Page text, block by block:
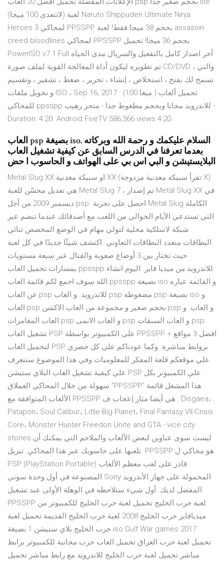
(لاتتعدى 100 ميجا) لعبة Naruto Shippuden Ultimate Ninja
Heroes 3 لمحاكي PPSSPP بحجم 38 ميجا فقط! لعبة assassin
creed bloodlines لمحاكي PPSSPP بحجم 36 ميجا! تحميل
PowerISO v7.1 Full آخر اصدار كامل بالتفعيل والسريال مدى الحياه
تم تطويره ليكون أداة المعالجة القوية لملف صورة CD/DVD ، والتي
تسمح لك بفتح ، استخلاص ، إنشاء ، تحرير ، ضغط ، تشفير ، وتقسيم
و تحويل ملفات ISO ، Sep 16, 2017 · (100 ميغا ) تحميل ألعاب
للمحاكي ppsspp للاندرويد مجانا وبحجم مظغوط جدا - متجر رهيب -
Duration: 4:20. Android FiveTV 586,366 views 4:20
العاب psp بصيغة iso. السلام عليكمك و رحمة الله وبركاته
بعدما تعرفنا في الدرس السابق عن كيفية تشغيل العاب
البلايستيشن و البي اس بي على الهواتف و الحاسوب ا حض
Metal Slug XX او سبيكة معدنية XX (تقرأ سبيكة معدنية مزدوجة X)
هي تعديل محسّن للعبة Metal Slug 7 ، تم إصدار Metal Slug XX في
ديسمبر 2009 من أجل psp. احصل على تجربة Metal Slug الكاملة
التي تستدعي الأيام الخوالي من اللعب مع أصدقائك عندما تنضم عبر
شبكة لاسلكية محلية لتولي مهام في الوضع المخصص ثنائي
البطاقات متعدد البطاقات التعاوني. اكتشف شيئًا جديدًا في كل لعبة
حيث تختار بين 3 أوضاع صعوبة والقتال عبر سبعة مستويات
بمسارات تحميل العاب ppsspp للاندرويد من ميديا فاير. اليوم انشاء
الله سوف اجمع لكم قائمة العاب ppsspp بصيغة iso و القائمة عباره
عن العاب psp للاندرويد. و العاب psp مضغوطة psp بصيغة iso و
العاب psp بحجم صغير و مجموعة من العاب الاكشن psp و العاب. و
العاب المغامرات psp و العاب الانمى psp و العاب السبقات psp.
تشغيل العاب PSP على الكمبيوتر بواسطة PPSSPP + افضل 3 مواقع
لتحميل العاب PSP بروابط مباشرة. وكما عودناكم علي كل حصري
علي موقعكم قلعة المفكر للمعلوميات وفي هذا الموضوع سنتعرف
علي كيفية تشغيل العاب البلاي ستيشن PSP علي الكمبيوتر بكل
سهولة من خلال المحاكي العملاق "PPSSPP" هذا المشغل قائمة
الألعاب المتوافقة مع PPSSPP هي أيضا مثار إعجاب ف : Disgaea،
Patapon، Soul Calibur، Litlle Big Planet، Final Fantasy VII-Crisis
Core، Monster Hunter Freedon Unite and GTA - vice city
stories ليست سوى عناوين لبعض الألعاب والملاحم التي يمكنك أن
تلعبها على حاسوبك عبر هذا المحاكي. تنزيل. PPSSPP هو محاكي ل
PSP (PlayStation Portable) قادر على لعب معظم الألعاب
المصنوعة في أول وحدة سوني Sony المحمولة على جهاز الأندرويد
المفضل لديك. أول شيء ستلاحظه في الوهلة الأولى عند تشغيل
PPSSPP لعبة حرب الخليج تحميل لعبة حرب الخليج للكمبيوتر من
ميديافاير حرب الخليج 2008 لعبة حرب الخليج القديمة تحميل لعبة
حرب الخليج بلاي ستيشن 1 بصيغة iso Gulf War games 2017
تحميل لعبة حرب العراق تحميل العاب حرب مجانية للكمبيوتر برابط
مباشر تحميل لعبة حرب الخليج للاندرويد مع رابط مباشر تحميل